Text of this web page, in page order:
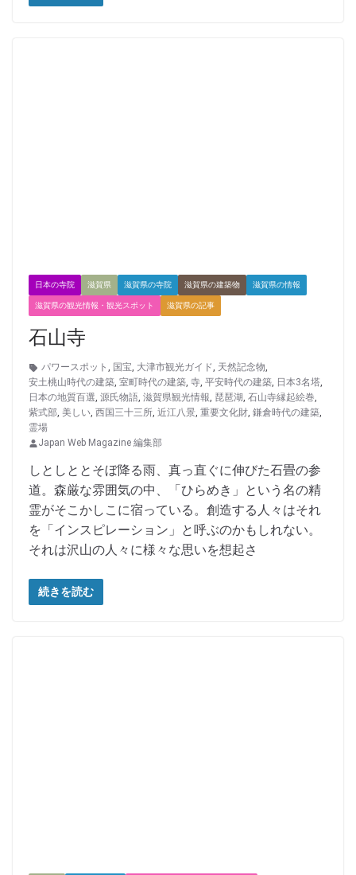
日本の寺院 滋賀県 滋賀県の寺院 滋賀県の建築物 滋賀県の情報
滋賀県の観光情報・観光スポット 滋賀県の記事
石山寺
パワースポット , 国宝, 大津市観光ガイド, 天然記念物,
安土桃山時代の建築, 室町時代の建築, 寺, 平安時代の建築, 日本3名塔,
日本の地質百選, 源氏物語, 滋賀県観光情報, 琵琶湖, 石山寺縁起絵巻,
紫式部, 美しい, 西国三十三所, 近江八景, 重要文化財, 鎌倉時代の建築,
霊場
Japan Web Magazine 編集部
しとしととそぼ降る雨、真っ直ぐに伸びた石畳の参
道。森厳な雰囲気の中、「ひらめき」という名の精
霊がそこかしこに宿っている。創造する人々はそれ
を「インスピレーション」と呼ぶのかもしれない。
それは沢山の人々に様々な思いを想起さ
続きを読む